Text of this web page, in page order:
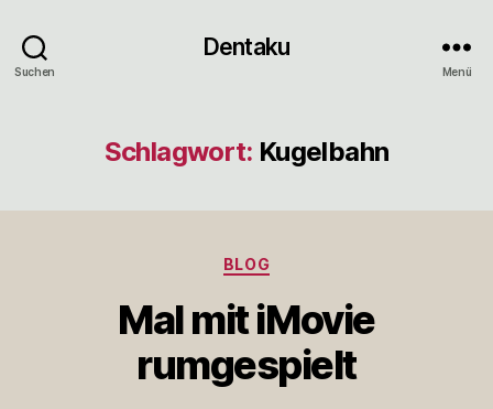
Suchen
Dentaku
Menü
Schlagwort: Kugelbahn
Kategorien
BLOG
Mal mit iMovie
rumgespielt